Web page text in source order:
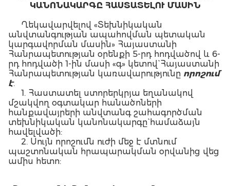
ԿԱՆՈՆԱԿԱՐԳԸ ՀԱՍՏԱՏԵԼՈՒ ՄԱՍԻՆ
Ղեկավարվելով «Տեխնիկական
անվտանգության ապահովման պետական
կարգավորման մասին» Հայաստանի
Հանրապետության օրենքի 5-րդ հոդվածով և 6-
րդ հոդվածի 1-ին մասի «գ» կետով` Հայաստանի
Հանրապետության կառավարությունը որոշում
է.
1. Հաստատել ստորերկրյա եղանակով
մշակվող օգտակար հանածոների
հանքավայրերի անվտանգ շահագործման
տեխնիկական կանոնակարգը` համաձայն
հավելվածի:
2. Սույն որոշումն ուժի մեջ է մտնում
պաշտոնական հրապարակման օրվանից վեց
ամիս հետո: